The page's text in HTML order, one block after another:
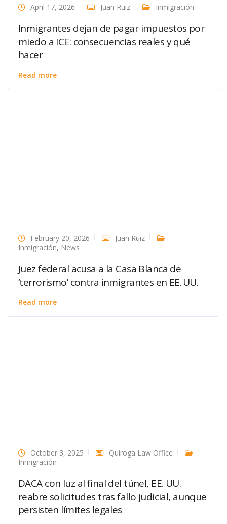
April 17, 2026 Juan Ruiz Inmigración
Inmigrantes dejan de pagar impuestos por
miedo a ICE: consecuencias reales y qué
hacer
Read more
February 20, 2026
Juan Ruiz
Inmigración, News
Juez federal acusa a la Casa Blanca de
‘terrorismo’ contra inmigrantes en EE. UU.
Read more
October 3, 2025
Quiroga Law Office
Inmigración
DACA con luz al final del túnel, EE. UU.
reabre solicitudes tras fallo judicial, aunque
persisten límites legales